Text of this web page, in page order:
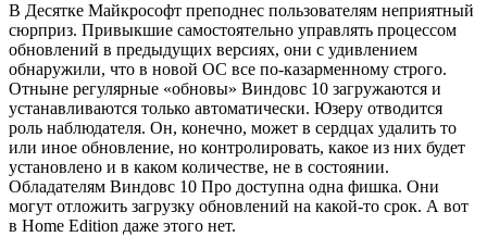
В Десятке Майкрософт преподнес пользователям неприятный
сюрприз. Привыкшие самостоятельно управлять процессом
обновлений в предыдущих версиях, они с удивлением
обнаружили, что в новой ОС все по-казарменному строго.
Отныне регулярные «обновы» Виндовс 10 загружаются и
устанавливаются только автоматически. Юзеру отводится
роль наблюдателя. Он, конечно, может в сердцах удалить то
или иное обновление, но контролировать, какое из них будет
установлено и в каком количестве, не в состоянии.
Обладателям Виндовс 10 Про доступна одна фишка. Они
могут отложить загрузку обновлений на какой-то срок. А вот
в Home Edition даже этого нет.